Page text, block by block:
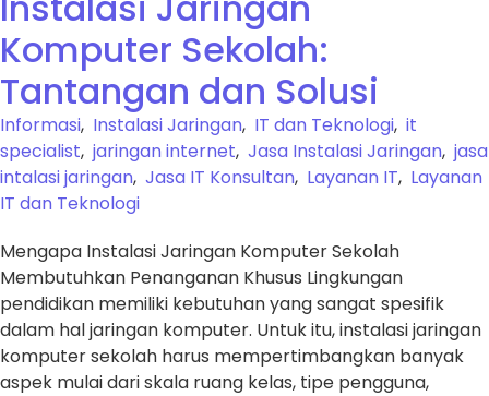
Komputer Sekolah:
Tantangan dan Solusi
Informasi, Instalasi Jaringan, IT dan Teknologi, it
specialist, jaringan internet, Jasa Instalasi Jaringan, jasa
intalasi jaringan, Jasa IT Konsultan, Layanan IT, Layanan
IT dan Teknologi
Mengapa Instalasi Jaringan Komputer Sekolah
Membutuhkan Penanganan Khusus Lingkungan
pendidikan memiliki kebutuhan yang sangat spesifik
dalam hal jaringan komputer. Untuk itu, instalasi jaringan
komputer sekolah harus mempertimbangkan banyak
aspek mulai dari skala ruang kelas, tipe pengguna,